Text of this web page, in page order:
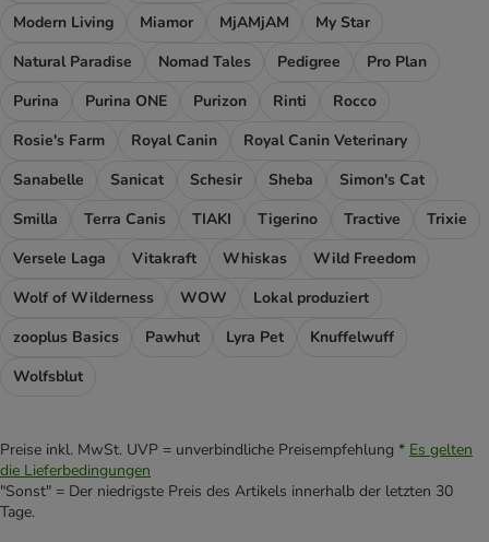
Modern Living
Miamor MjAMjAM
My Star
Natural Paradise
Nomad Tales Pedigree
Pro Plan
Purina
Purina ONE Purizon Rinti
Rocco
Rosie's Farm
Royal Canin
Royal Canin Veterinary
Sanabelle
Sanicat Schesir Sheba
Simon's Cat
Smilla
Terra Canis TIAKI Tigerino Tractive
Trixie
Versele Laga
Vitakraft Whiskas
Wild Freedom
Wolf of Wilderness
WOW
Lokal produziert
zooplus Basics
Pawhut Lyra Pet
Knuffelwuff
Wolfsblut
Preise inkl. MwSt. UVP = unverbindliche Preisempfehlung * Es gelten
die Lieferbedingungen
"Sonst" = Der niedrigste Preis des Artikels innerhalb der letzten 30
Tage.